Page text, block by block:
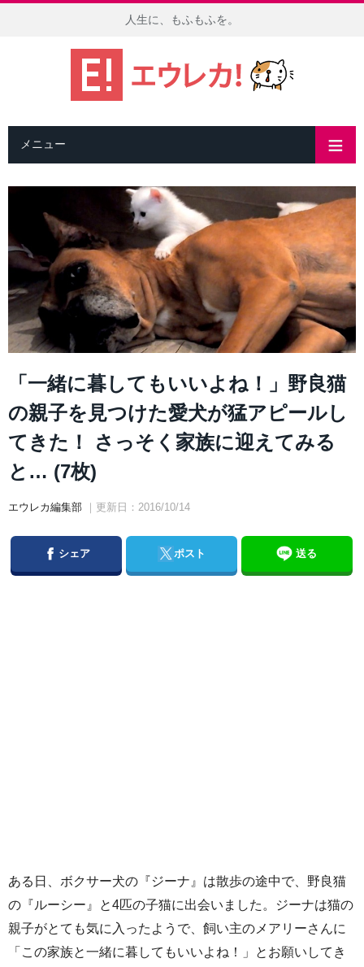
人生に、もふもふを。
メニュー
「一緒に暮してもいいよね！」野良猫
の親子を見つけた愛犬が猛アピールし
てきた！ さっそく家族に迎えてみる
と… (7枚)
エウレカ編集部 ｜更新日：2016/10/14
Facebook
シェア Twitterポスト 送る
ある日、ボクサー犬の『ジーナ』は散歩の途中で、野良猫
の『ルーシー』と4匹の子猫に出会いました。ジーナは猫の
親子がとても気に入ったようで、飼い主のメアリーさんに
「この家族と一緒に暮してもいいよね！」とお願いしてき